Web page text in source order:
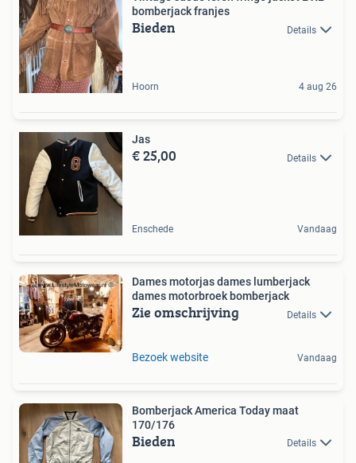
bomberjack franjes
Bieden Details
Hoorn 4 aug 26
Jas
€ 25,00 Details
Enschede Vandaag
Dames motorjas dames lumberjack
dames motorbroek bomberjack
Zie omschrijving Details
Bezoek website Vandaag
Bomberjack America Today maat
170/176
Bieden Details